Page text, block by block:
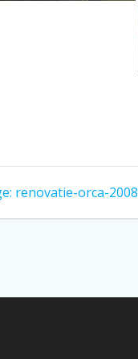
Vorig
renovatie-orca-2008